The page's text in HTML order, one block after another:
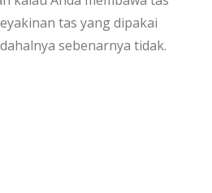
tas yang dipakai
sebenarnya tidak.